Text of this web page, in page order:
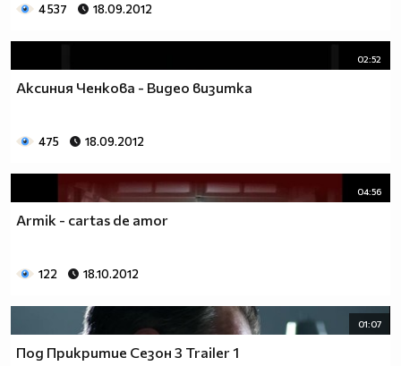
4 537 18.09.2012
02:52
Аксиния Ченкова - Видео визитка
475 18.09.2012
04:56
Armik - cartas de amor
122 18.10.2012
01:07
Под Прикритие Сезон 3 Trailer 1